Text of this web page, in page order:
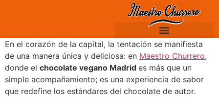
En el corazón de la capital, la tentación se manifiesta
de una manera única y deliciosa: en Maestro Churrero,
donde el chocolate vegano Madrid es más que un
simple acompañamiento; es una experiencia de sabor
que redefine los estándares del chocolate de autor.